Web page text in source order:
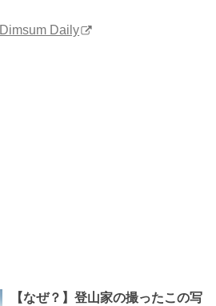
Dimsum Daily
【なぜ？】登山家の撮ったこの写